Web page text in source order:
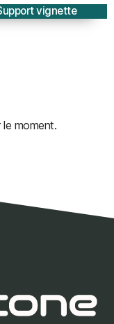
vignette
le moment.